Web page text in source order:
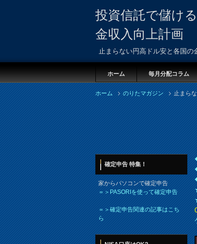
投資信託で儲け
金収入向上計画
止まらない円高ドル安と各国
ホーム 毎月分配コラム
ホーム のりたマガジン 止まら
確定申告 特集！
家からパソコンで確定申告
＝＞PASORIを使って確定申告
＝＞確定申告関連の記事はこち
ら